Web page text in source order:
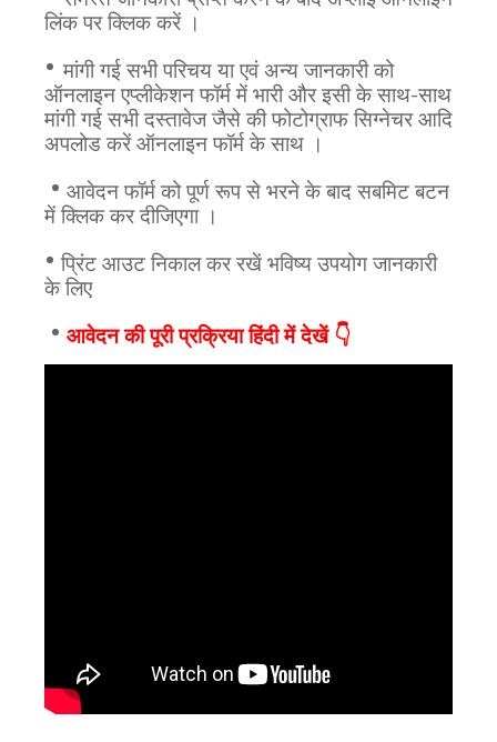
लिंक पर क्लिक करें ।
• मांगी गई सभी परिचय या एवं अन्य जानकारी को
ऑनलाइन एप्लीकेशन फॉर्म में भारी और इसी के साथ-साथ
मांगी गई सभी दस्तावेज जैसे की फोटोग्राफ सिग्नेचर आदि
अपलोड करें ऑनलाइन फॉर्म के साथ ।
• आवेदन फॉर्म को पूर्ण रूप से भरने के बाद सबमिट बटन
में क्लिक कर दीजिएगा ।
• प्रिंट आउट निकाल कर रखें भविष्य उपयोग जानकारी
के लिए
• आवेदन की पूरी प्रक्रिया हिंदी में देखें 👇